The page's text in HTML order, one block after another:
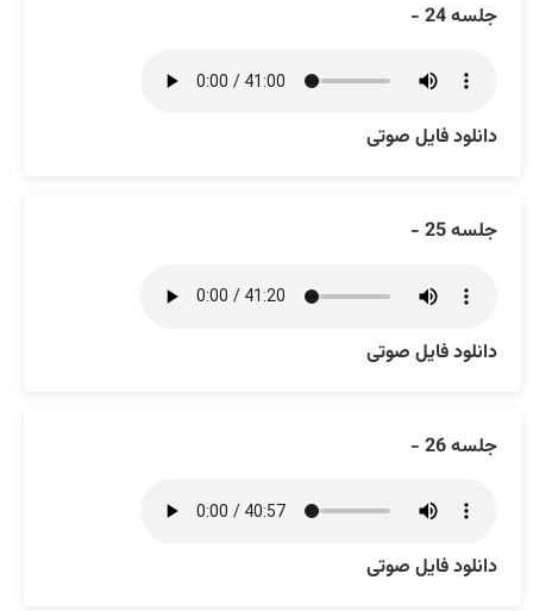
جلسه 24 -
دانلود فایل صوتی
جلسه 25 -
دانلود فایل صوتی
جلسه 26 -
دانلود فایل صوتی